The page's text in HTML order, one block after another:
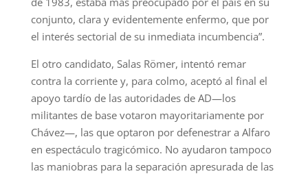
conjunto, clara y evidentemente enfermo, que por
el interés sectorial de su inmediata incumbencia”.
El otro candidato, Salas Römer, intentó remar
contra la corriente y, para colmo, aceptó al final el
apoyo tardío de las autoridades de AD—los
militantes de base votaron mayoritariamente por
Chávez—, las que optaron por defenestrar a Alfaro
en espectáculo tragicómico. No ayudaron tampoco
las maniobras para la separación apresurada de las